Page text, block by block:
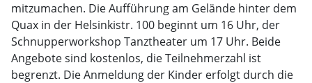
mitzumachen. Die Aufführung am Gelände hinter dem
Quax in der Helsinkistr. 100 beginnt um 16 Uhr, der
Schnupperworkshop Tanztheater um 17 Uhr. Beide
Angebote sind kostenlos, die Teilnehmerzahl ist
begrenzt. Die Anmeldung der Kinder erfolgt durch die